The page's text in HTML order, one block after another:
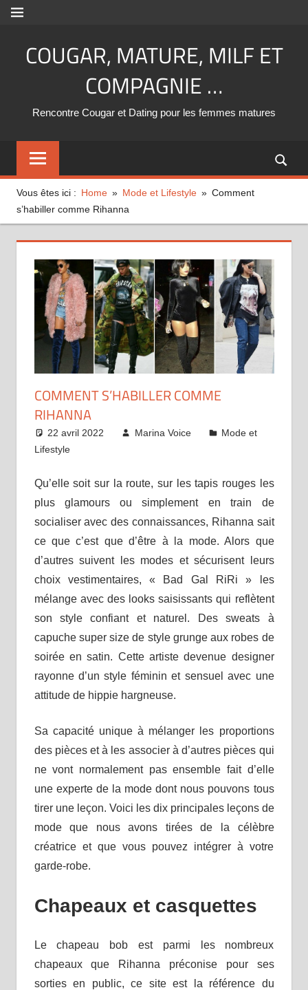
Aller
contenu
MENU
COUGAR, MATURE, MILF ET
COMPAGNIE …
Rencontre Cougar et Dating pour les femmes matures
Vous êtes ici : Home Mode et Lifestyle
Comment
s’habiller comme Rihanna
COMMENT S’HABILLER COMME
RIHANNA
22 avril 2022 Marina Voice
Mode et
Lifestyle
Qu’elle soit sur la route, sur les tapis rouges les
plus glamours ou simplement en train de
socialiser avec des connaissances, Rihanna sait
ce que c’est que d’être à la mode. Alors que
d’autres suivent les modes et sécurisent leurs
choix vestimentaires, « Bad Gal RiRi » les
mélange avec des looks saisissants qui reflètent
son style confiant et naturel. Des sweats à
capuche super size de style grunge aux robes de
soirée en satin. Cette artiste devenue designer
rayonne d’un style féminin et sensuel avec une
attitude de hippie hargneuse.
Sa capacité unique à mélanger les proportions
des pièces et à les associer à d’autres pièces qui
ne vont normalement pas ensemble fait d’elle
une experte de la mode dont nous pouvons tous
tirer une leçon. Voici les dix principales leçons de
mode que nous avons tirées de la célèbre
créatrice et que vous pouvez intégrer à votre
garde-robe.
Chapeaux et casquettes
Le chapeau bob est parmi les nombreux
chapeaux que Rihanna préconise pour ses
sorties en public, ce site est la référence du